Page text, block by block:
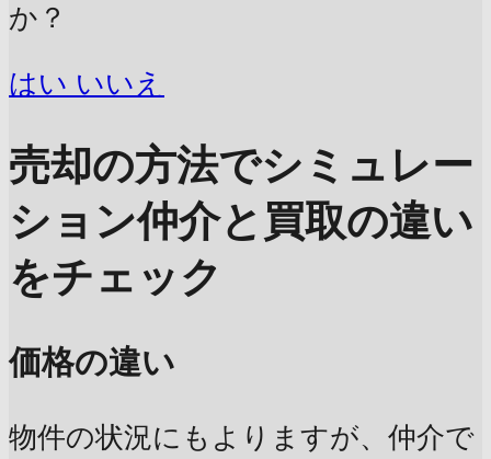
か？
はい いいえ
売却の方法でシミュレー
ション仲介と買取の違い
をチェック
価格の違い
物件の状況にもよりますが、仲介で